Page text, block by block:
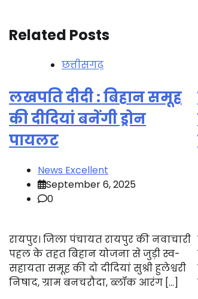
Related Posts
छत्तीसगढ़
लखपति दीदी : बिहान समूह
की दीदियां बनेंगी ड्रोन
पायलट
News Excellent
September 6, 2025
0
रायपुर। जिला पंचायत रायपुर की नवाचारी
पहल के तहत बिहान योजना से जुड़ी स्व-
सहायता समूह की दो दीदियां सुश्री हुलेश्वरी
निषाद, ग्राम बनचरौदा, ब्लॉक आरंग […]